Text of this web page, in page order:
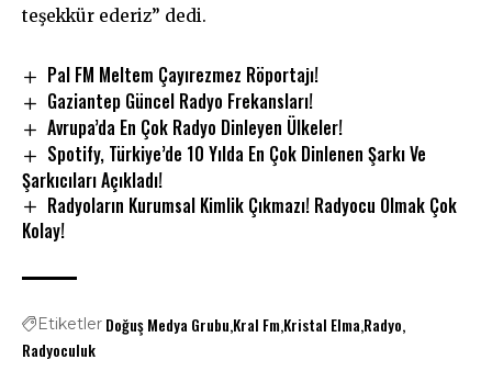
teşekkür ederiz” dedi.
Pal FM Meltem Çayırezmez Röportajı!
Gaziantep Güncel Radyo Frekansları!
Avrupa’da En Çok Radyo Dinleyen Ülkeler!
Spotify, Türkiye’de 10 Yılda En Çok Dinlenen Şarkı Ve
Şarkıcıları Açıkladı!
Radyoların Kurumsal Kimlik Çıkmazı! Radyocu Olmak Çok
Kolay!
Etiketler Doğuş Medya Grubu Kral FmKristal Elma Radyo
Radyoculuk